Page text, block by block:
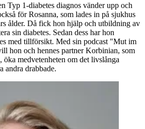
Typ 1-diabetes diagnos vänder upp och
för Rosanna, som lades in på sjukhus
ålder. Då fick hon hjälp och utbildning av
sin diabetes. Sedan dess har hon
med tillförsikt. Med sin podcast "Mut im
hon och hennes partner Korbinian, som
öka medvetenheten om det livslånga
andra drabbade.